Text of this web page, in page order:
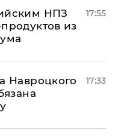
НПЗ
из
17:55
Навроцкого
17:33